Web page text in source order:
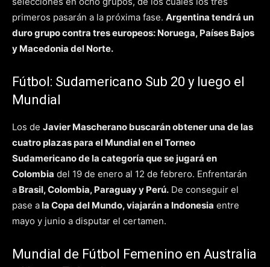
primeros pasarán a la próxima fase. Argentina tendrá un
duro grupo contra tres europeos: Noruega, Países Bajos
y Macedonia del Norte.
Fútbol: Sudamericano Sub 20 y luego el
Mundial
Los de Javier Mascherano buscarán obteneruna de las
cuatro plazas para el Mundial en el Torneo
Sudamericano de la categoría que se jugará en
Colombia del 19 de enero al 12 de febrero. Enfrentarán
a Brasil, Colombia, Paraguay y Perú. De conseguir el
pase ala Copa del Mundo, viajarán a Indonesia entre
mayo y junio a disputar el certamen.
Mundial de Fútbol Femenino en Australia